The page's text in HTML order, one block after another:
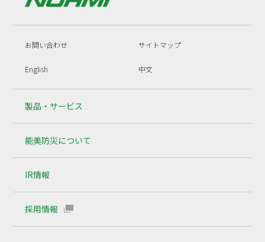
お問い合わせ サイトマップ
English 中文
製品・サービス
能美防災について
IR情報
採用情報